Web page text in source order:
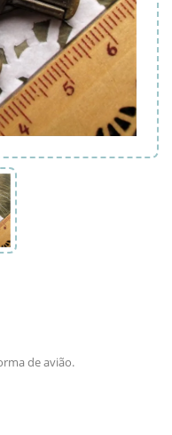
de avião.